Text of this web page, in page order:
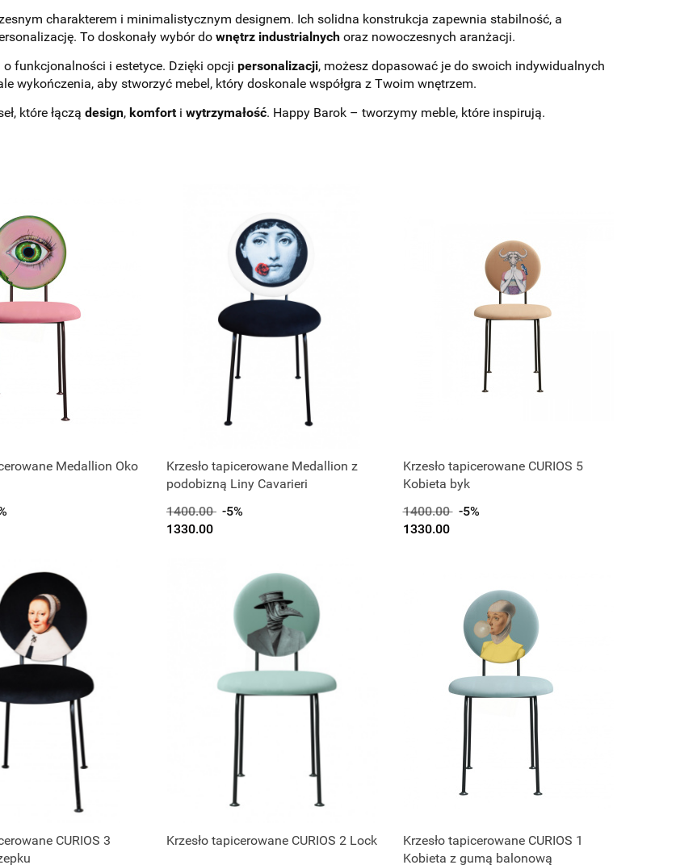
charakterem i minimalistycznym designem. Ich solidna konstrukcja zapewnia stabilność, a
To doskonały wybór do wnętrz industrialnych oraz nowoczesnych aranżacji.
funkcjonalności i estetyce. Dzięki opcji personalizacji, możesz dopasować je do swoich indywidualnych
wykończenia, aby stworzyć mebel, który doskonale współgra z Twoim wnętrzem.
które łączą design, komforti wytrzymałość. Happy Barok – tworzymy meble, które inspirują.
Medallion Oko
Krzesło tapicerowane Medallion z
podobizną Liny Cavarieri
1400.00 -5%
1330.00
Krzesło tapicerowane CURIOS 5
Kobieta byk
1400.00
-5%
1330.00
CURIOS 3
Krzesło tapicerowane CURIOS 2 Lock
Krzesło tapicerowane CURIOS 1
Kobieta z gumą balonową